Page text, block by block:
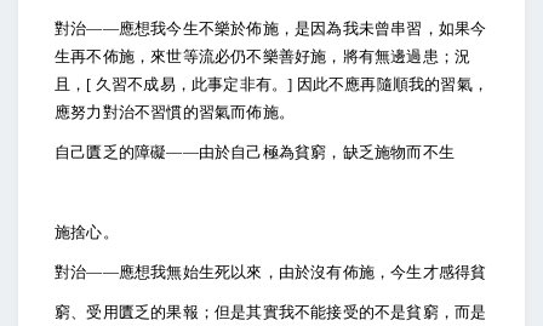
對治――應想我今生不樂於佈施，是因為我未曾串習，如果今
生再不佈施，來世等流必仍不樂善好施，將有無邊過患；況
且，[ 久習不成易，此事定非有。] 因此不應再隨順我的習氣，
應努力對治不習慣的習氣而佈施。
自己匱乏的障礙――由於自己極為貧窮，缺乏施物而不生
施捨心。
對治――應想我無始生死以來，由於沒有佈施，今生才感得貧
窮、受用匱乏的果報；但是其實我不能接受的不是貧窮，而是